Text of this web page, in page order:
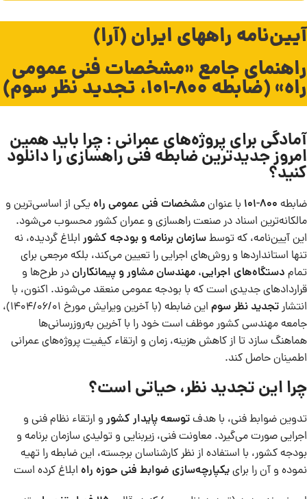
آیین‌نامه راههای ایران (آرا)
راهنمای جامع «مشخصات فنی عمومی
راه» (ضابطه 800-101، تجدید نظر سوم)
آمادگی برای پروژه‌های عمرانی : چرا باید همین
امروز جدیدترین ضابطه فنی راهسازی را دانلود
کنید؟
ضابطه 800-101 با عنوانمشخصات فنی عمومی راهیکی از اساسی‌ترین و
مالکانه‌ترین اسناد در صنعت راهسازی و عمران کشور محسوب می‌شود.
این آیین‌نامه، که توسطسازمان برنامه و بودجه کشور ابلاغ گردیده، نه
تنها استانداردها و روش‌های اجرایی را تعیین می‌کند، بلکه مرجعی برای
تمام دستگاه‌های اجرایی، مهندسان مشاور و پیمانکاراندر طرح‌ها و
قراردادهای جدیدی است که با بودجه عمومی منعقد می‌شوند. اکنون، با
انتشارتجدید نظر سوم
این ضابطه (با آخرین ویرایش مورخ 1404/06/01)،
جامعه مهندسی کشور موظف است خود را با آخرین به‌روزرسانی‌ها
هماهنگ سازد تا از کاهش هزینه، زمان و ارتقاء کیفیت پروژه‌های عمرانی
اطمینان حاصل کند.
چرا این تجدید نظر، حیاتی است؟
تدوین ضوابط فنی، با هدفتوسعه پایدار کشور و ارتقاء نظام فنی و
اجرایی صورت می‌گیرد. معاونت فنی، زیربنایی و تولیدی سازمان برنامه و
بودجه کشور، با استفاده از نظر کارشناسان برجسته، این ضابطه را تهیه
نموده و آن را براییکپارچه‌سازی ضوابط فنی حوزه راه ابلاغ کرده است